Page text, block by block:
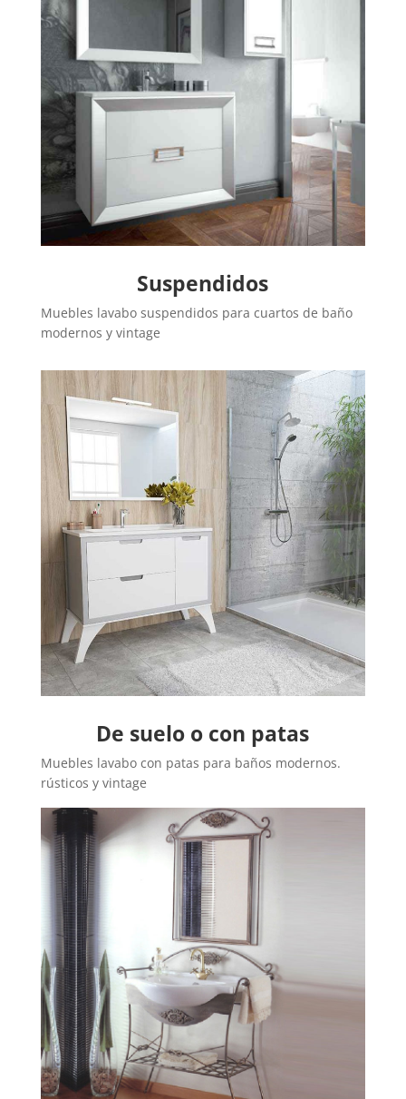
Suspendidos
Muebles lavabo suspendidos para cuartos de baño
modernos y vintage
De suelo o con patas
Muebles lavabo con patas para baños modernos.
rústicos y vintage